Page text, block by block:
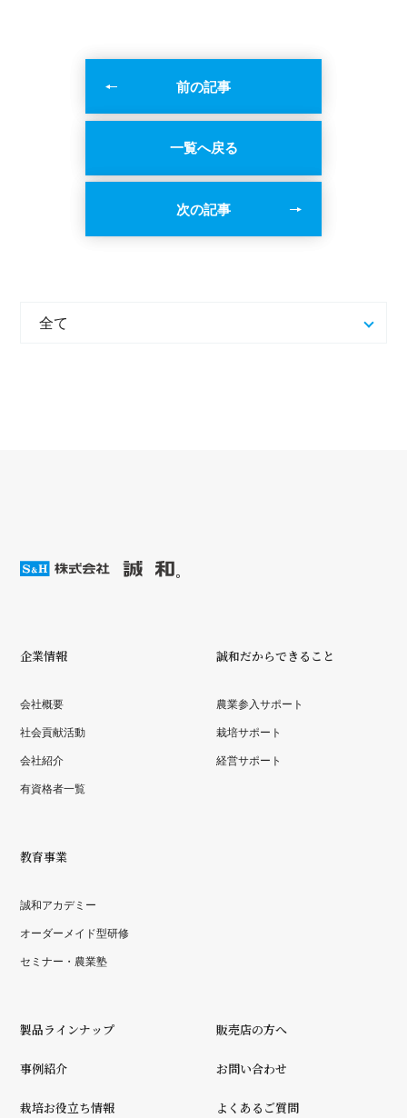
前の記事
一覧へ戻る
次の記事
企業情報
会社概要
社会貢献活動
会社紹介
有資格者一覧
誠和だからできること
農業参入サポート
栽培サポート
経営サポート
教育事業
誠和アカデミー
オーダーメイド型研修
セミナー・農業塾
製品ラインナップ
事例紹介
栽培お役立ち情報
販売店の方へ
お問い合わせ
よくあるご質問